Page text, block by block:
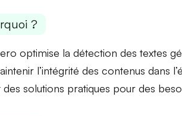
?
optimise la détection des textes
l’intégrité des contenus dans
solutions pratiques pour des